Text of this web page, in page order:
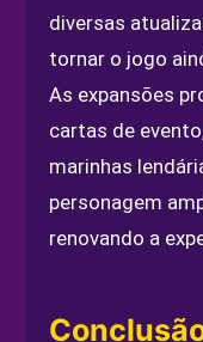
diversas
tornar o jogo
As expansões
cartas de
marinhas
personagem
renovando a